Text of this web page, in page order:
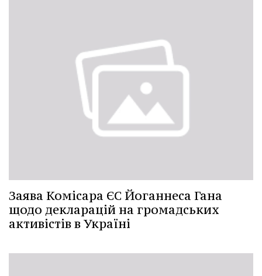
Заява Комісара ЄС Йоганнеса Гана
щодо декларацій на громадських
активістів в Україні